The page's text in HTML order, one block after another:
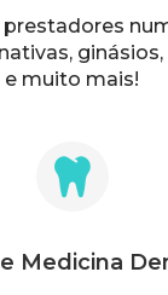
prestadores
e muito mais!

Medicina